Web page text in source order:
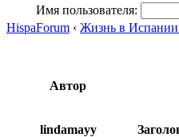
Имя пользователя:
HispaForum ‹ Жизнь в
Автор
lindamayy